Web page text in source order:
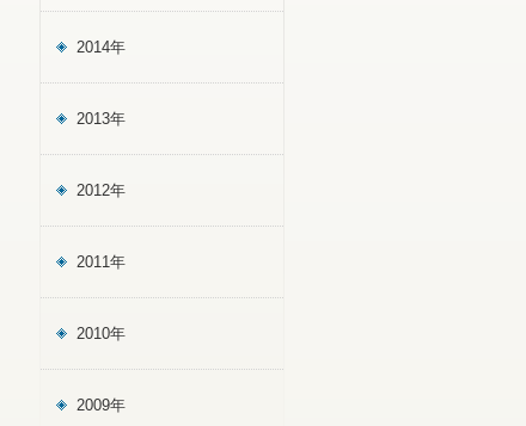
2014年
2013年
2012年
2011年
2010年
2009年